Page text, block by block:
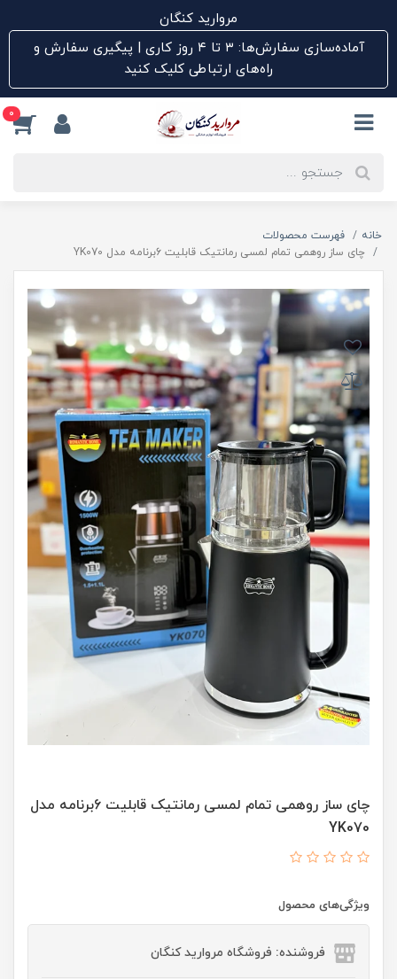
مروارید کنگان
آماده‌سازی سفارش‌ها: ۳ تا ۴ روز کاری | پیگیری سفارش و
راه‌های ارتباطی کلیک کنید
0
خانه
فهرست محصولات
چای ساز روهمی تمام لمسی رمانتیک قابلیت 6برنامه مدل YK070
چای ساز روهمی تمام لمسی رمانتیک قابلیت 6برنامه مدل
YK070
ویژگی‌های محصول
فروشنده: فروشگاه مروارید کنگان